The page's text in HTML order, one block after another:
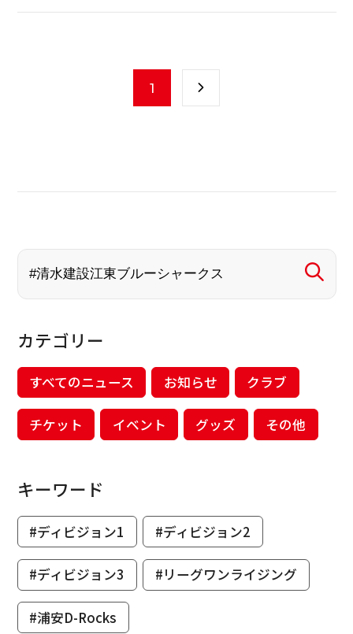
1
カテゴリー
すべてのニュース お知らせ クラブ
チケット イベント グッズ その他
キーワード
#ディビジョン1 #ディビジョン2
#ディビジョン3 #リーグワンライジング
#浦安D-Rocks